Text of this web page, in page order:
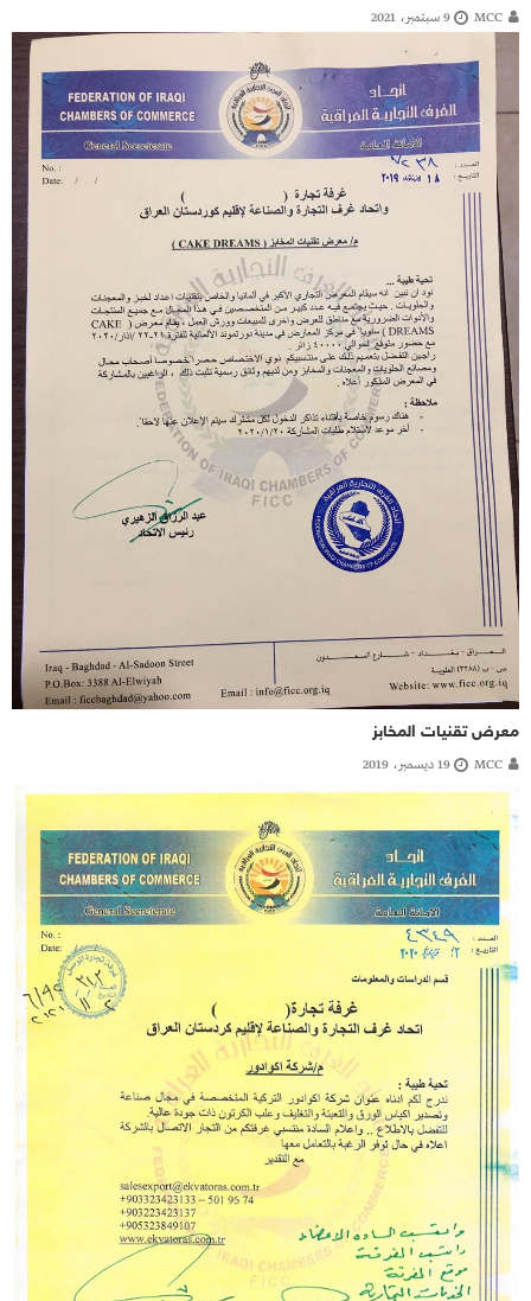
MCC 9 سبتمبر، 2021
معرض تقنيات المخابز
MCC 19 ديسمبر، 2019